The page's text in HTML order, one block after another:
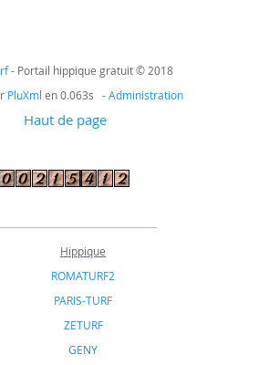
- Portail hippique gratuit © 2018
PluXml en 0.063s -Administration
Haut de page
Hippique
ROMATURF2
PARIS-TURF
ZETURF
GENY